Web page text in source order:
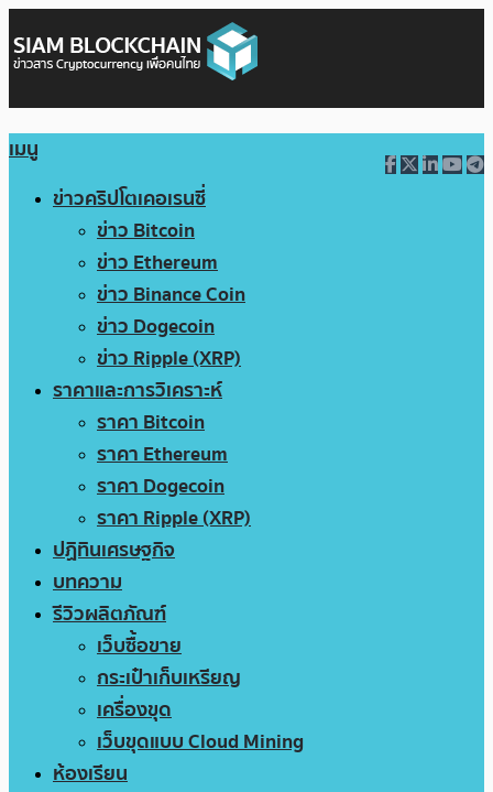
เมนู
ข่าวคริปโตเคอเรนซี่
ข่าว Bitcoin
ข่าว Ethereum
ข่าว Binance Coin
ข่าว Dogecoin
ข่าว Ripple (XRP)
ราคาและการวิเคราะห์
ราคา Bitcoin
ราคา Ethereum
ราคา Dogecoin
ราคา Ripple (XRP)
ปฏิทินเศรษฐกิจ
บทความ
รีวิวผลิตภัณฑ์
เว็บซื้อขาย
กระเป๋าเก็บเหรียญ
เครื่องขุด
เว็บขุดแบบ Cloud Mining
ห้องเรียน